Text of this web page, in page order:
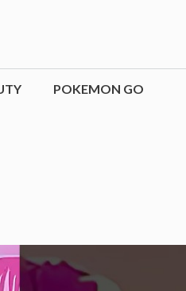
POKEMON GO